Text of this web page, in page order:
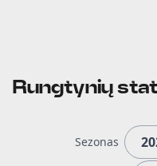
Rungtynių
Sezonas